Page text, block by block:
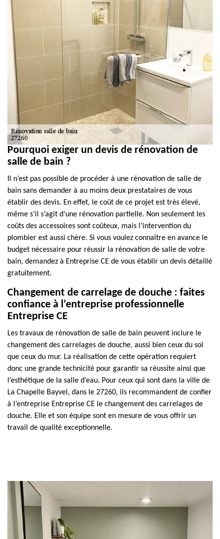
Pourquoi exiger un devis de rénovation de
salle de bain ?
Il n’est pas possible de procéder à une rénovation de salle de
bain sans demander à au moins deux prestataires de vous
établir des devis. En effet, le coût de ce projet est très élevé,
même s’il s’agit d’une rénovation partielle. Non seulement les
coûts des accessoires sont coûteux, mais l’intervention du
plombier est aussi chère. Si vous voulez connaître en avance le
budget nécessaire pour réussir la rénovation de salle de votre
bain, demandez à Entreprise CE de vous établir un devis détaillé
gratuitement.
Changement de carrelage de douche : faites
confiance à l’entreprise professionnelle
Entreprise CE
Les travaux de rénovation de salle de bain peuvent inclure le
changement des carrelages de douche, aussi bien ceux du sol
que ceux du mur. La réalisation de cette opération requiert
donc une grande technicité pour garantir sa réussite ainsi que
l’esthétique de la salle d’eau. Pour ceux qui sont dans la ville de
La Chapelle Bayvel, dans le 27260, ils recommandent de confier
à l’entreprise Entreprise CE le changement des carrelages de
douche. Elle et son équipe sont en mesure de vous offrir un
travail de qualité exceptionnelle.